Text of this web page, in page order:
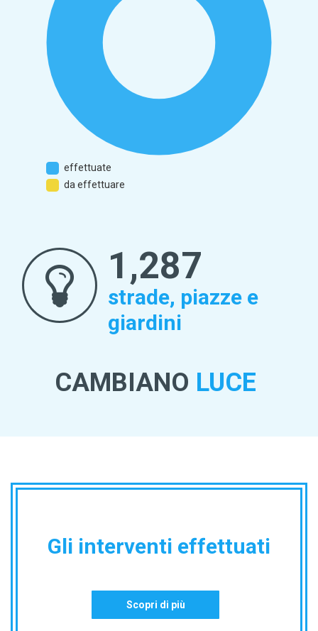
effettuate
da effettuare
1,363
strade, piazze e
giardini
CAMBIANO LUCE
Gli interventi effettuati
Scopri di più